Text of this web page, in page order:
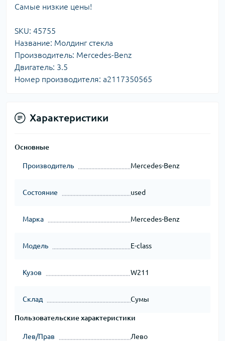
Самые низкие цены!
SKU: 45755
Название: Молдинг стекла
Производитель: Mercedes-Benz
Двигатель: 3.5
Номер производителя: a2117350565
Характеристики
Основные
Производитель Mercedes-Benz
Состояние used
Марка Mercedes-Benz
Модель E-class
Кузов W211
Склад Сумы
Пользовательские характеристики
Лев/Прав Лево